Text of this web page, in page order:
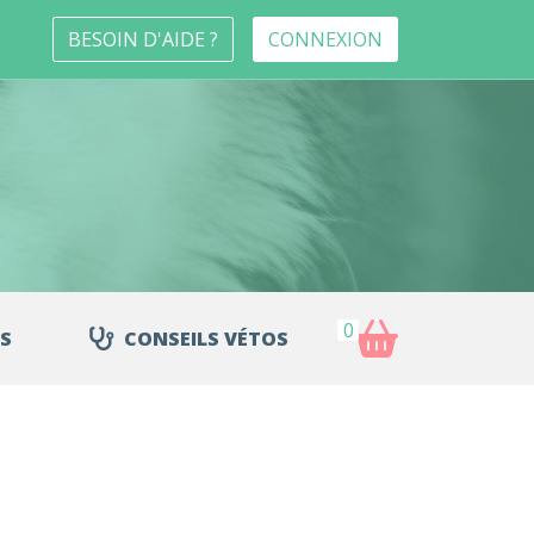
BESOIN D'AIDE ? CONNEXION
CONSEILS VÉTOS 0